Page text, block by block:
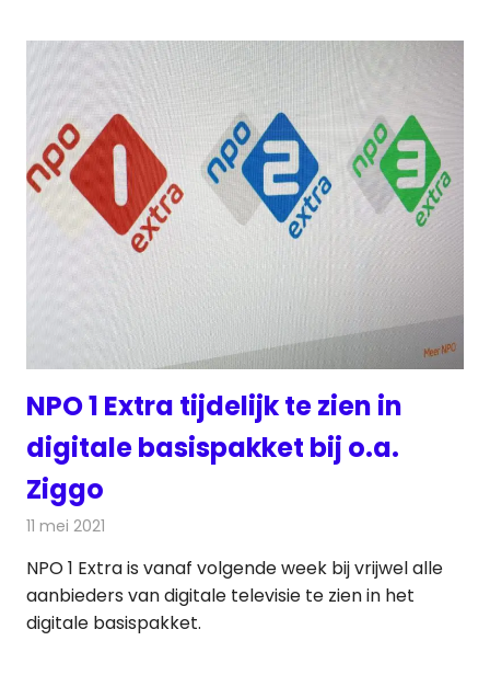
NPO 1 Extra tijdelijk te zien in
digitale basispakket bij o.a.
Ziggo
11 mei 2021
NPO 1 Extra is vanaf volgende week bij vrijwel alle
aanbieders van digitale televisie te zien in het
digitale basispakket.